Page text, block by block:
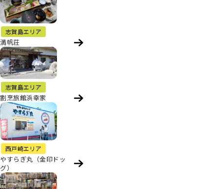
志賀島エリア
満帆荘
志賀島エリア
割烹旅館浜幸家
西戸崎エリア
やすらぎ丸（金印ドッ
グ）